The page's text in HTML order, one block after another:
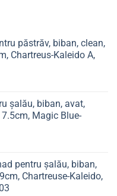
păstrăv, biban, clean,
Chartreus-Kaleido A,
șalău, biban, avat,
7.5cm, Magic Blue-
pentru șalău, biban,
Chartreuse-Kaleido,